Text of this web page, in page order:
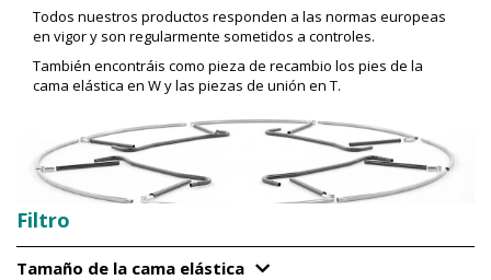
Todos nuestros productos responden a las normas europeas
en vigor y son regularmente sometidos a controles.
También encontráis como pieza de recambio los pies de la
cama elástica en W y las piezas de unión en T.
Filtro
Tamaño de la cama elástica